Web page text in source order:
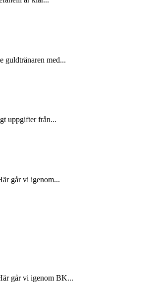
guldtränaren med...
uppgifter från...
går vi igenom...
går vi igenom BK...